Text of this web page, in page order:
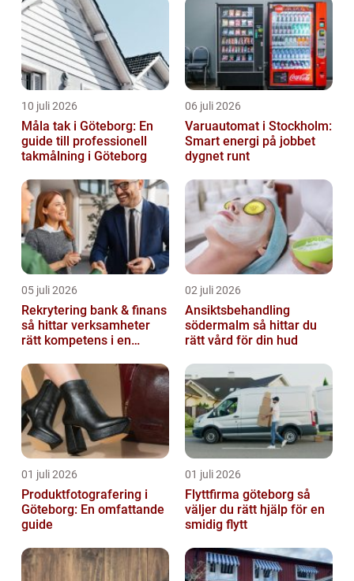
10 juli 2026
Måla tak i Göteborg: En
guide till professionell
takmålning i Göteborg
06 juli 2026
Varuautomat i Stockholm:
Smart energi på jobbet
dygnet runt
05 juli 2026
Rekrytering bank & finans
så hittar verksamheter
rätt kompetens i en
02 juli 2026
Ansiktsbehandling
södermalm så hittar du
rätt vård för din hud
01 juli 2026
Produktfotografering i
Göteborg: En omfattande
guide
01 juli 2026
Flyttfirma göteborg så
väljer du rätt hjälp för en
smidig flytt